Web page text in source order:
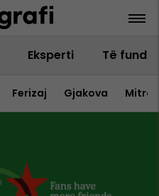
Eksperti Të fundit
Ferizaj Gjakova